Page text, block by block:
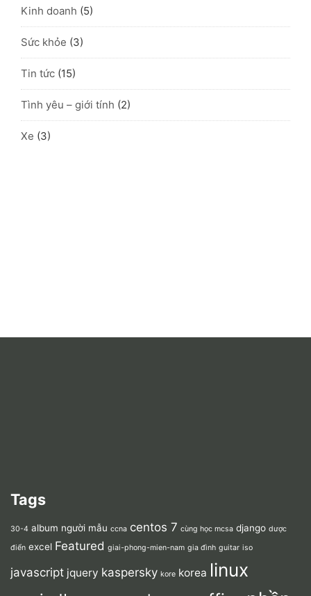
Kinh doanh (5)
Sức khỏe (3)
Tin tức (15)
Tình yêu – giới tính (2)
Xe (3)
Tags
30-4 album người mẫu ccna centos 7 cùng học mcsa django dược
điển excel Featured giai-phong-mien-nam gia đình guitar iso
javascript jquery kaspersky kore korea linux